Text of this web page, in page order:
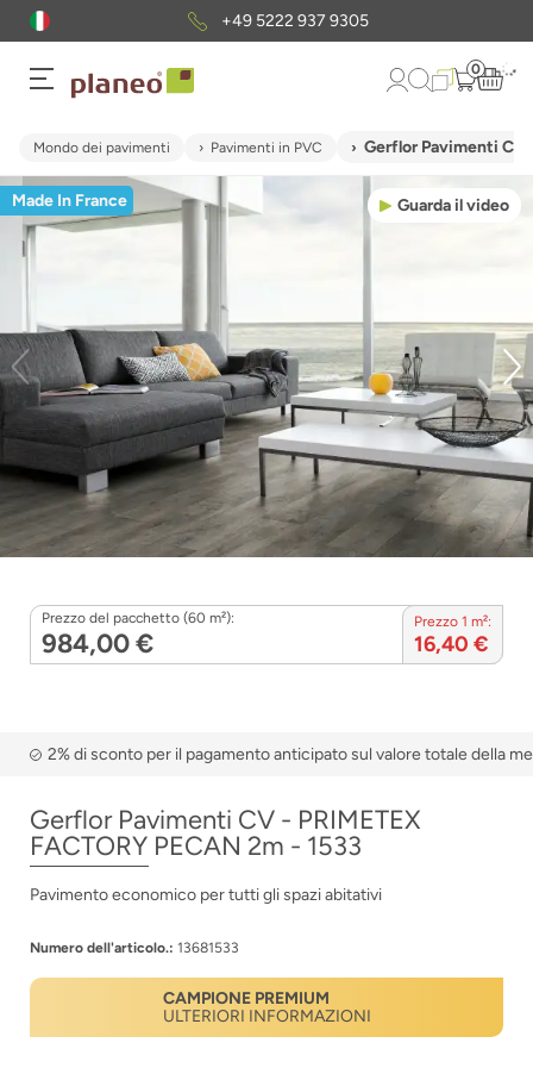
+49 5222 937 9305
0
Mondo dei pavimenti Pavimenti in PVC Gerflor Pavimenti CV
Guarda il video
Made In France
Prezzo del pacchetto (60 m²):
984,00 €
Prezzo 1 m²:
16,40 €
2% di sconto per il pagamento anticipato sul valore totale della
Gerflor Pavimenti CV - PRIMETEX
FACTORY PECAN 2m - 1533
Pavimento economico per tutti gli spazi abitativi
Numero dell'articolo.: 13681533
CAMPIONE PREMIUM
ULTERIORI INFORMAZIONI